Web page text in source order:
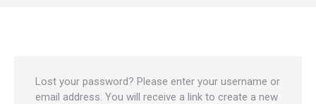
Lost your password? Please enter your username or
email address. You will receive a link to create a new